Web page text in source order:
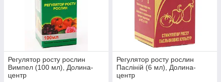
Регулятор росту рослин
Вимпел (100 мл), Долина-
центр
Регулятор росту рослин
Пасліній (6 мл), Долина-
центр